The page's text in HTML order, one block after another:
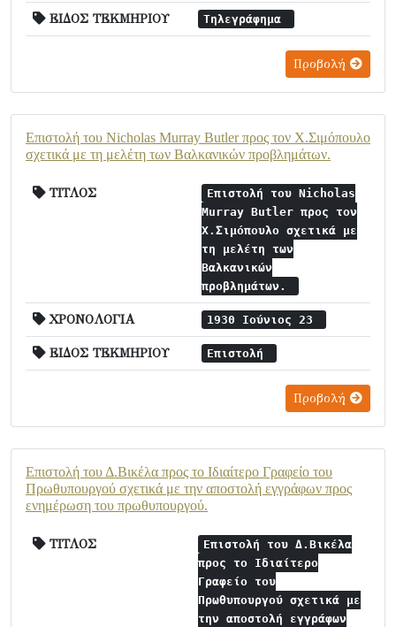
ΕΙΔΟΣ ΤΕΚΜΗΡΙΟΥ Τηλεγράφημα
Προβολή
Επιστολή του Nicholas Murray Butler προς τον Χ.Σιμόπουλο
σχετικά με τη μελέτη των Βαλκανικών προβλημάτων.
ΤΙΤΛΟΣ
Επιστολή του Nicholas
Murray Butler προς τον
Χ.Σιμόπουλο σχετικά με
τη μελέτη των
Βαλκανικών
προβλημάτων.
ΧΡΟΝΟΛΟΓΙΑ 1930 Ιούνιος 23
ΕΙΔΟΣ ΤΕΚΜΗΡΙΟΥ Επιστολή
Προβολή
Επιστολή του Δ.Βικέλα προς το Ιδιαίτερο Γραφείο του
Πρωθυπουργού σχετικά με την αποστολή εγγράφων προς
ενημέρωση του πρωθυπουργού.
ΤΙΤΛΟΣ
Επιστολή του Δ.Βικέλα
προς το Ιδιαίτερο
Γραφείο του
Πρωθυπουργού σχετικά με
την αποστολή εγγράφων